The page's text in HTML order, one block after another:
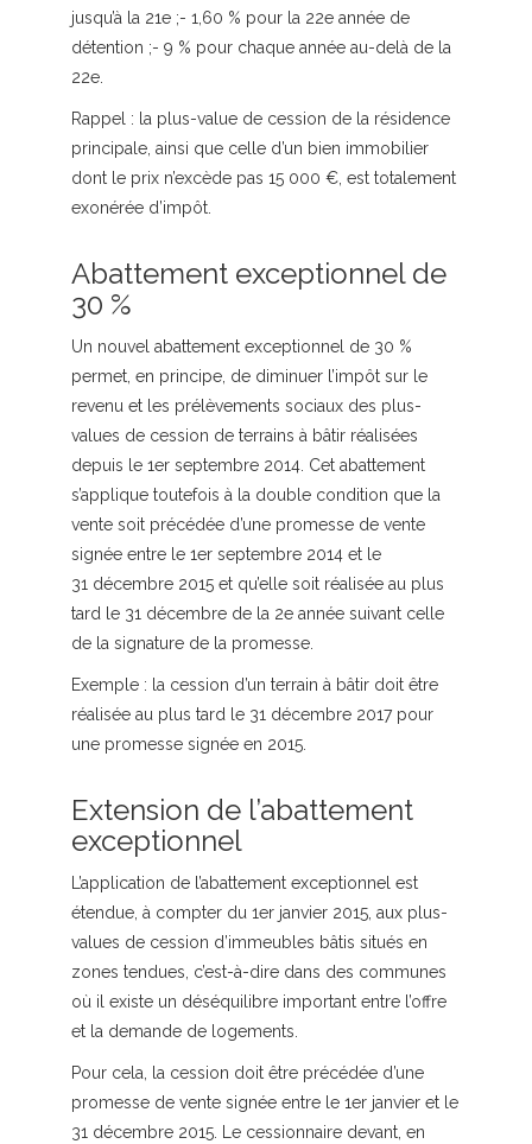
jusqu’à la 21e ;- 1,60 % pour la 22e année de
détention ;- 9 % pour chaque année au-delà de la
22e.
Rappel : la plus-value de cession de la résidence
principale, ainsi que celle d’un bien immobilier
dont le prix n’excède pas 15 000 €, est totalement
exonérée d’impôt.
Abattement exceptionnel de
30 %
Un nouvel abattement exceptionnel de 30 %
permet, en principe, de diminuer l’impôt sur le
revenu et les prélèvements sociaux des plus-
values de cession de terrains à bâtir réalisées
depuis le 1er septembre 2014. Cet abattement
s’applique toutefois à la double condition que la
vente soit précédée d’une promesse de vente
signée entre le 1er septembre 2014 et le
31 décembre 2015 et qu’elle soit réalisée au plus
tard le 31 décembre de la 2e année suivant celle
de la signature de la promesse.
Exemple : la cession d’un terrain à bâtir doit être
réalisée au plus tard le 31 décembre 2017 pour
une promesse signée en 2015.
Extension de l’abattement
exceptionnel
L’application de l’abattement exceptionnel est
étendue, à compter du 1er janvier 2015, aux plus-
values de cession d’immeubles bâtis situés en
zones tendues, c’est-à-dire dans des communes
où il existe un déséquilibre important entre l’offre
et la demande de logements.
Pour cela, la cession doit être précédée d’une
promesse de vente signée entre le 1er janvier et le
31 décembre 2015. Le cessionnaire devant, en